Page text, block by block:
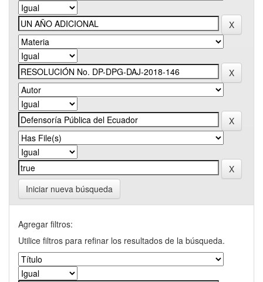
Iniciar nueva búsqueda
Agregar filtros:
Utilice filtros para refinar los resultados de la búsqueda.